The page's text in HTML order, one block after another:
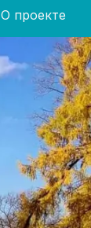
О проекте